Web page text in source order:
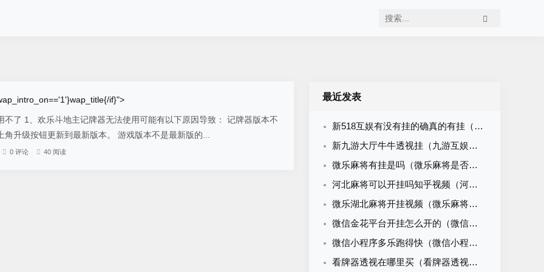
if}">
不了 1、欢乐斗地主记牌器无法使用可能有以下原因导致： 记牌器版本不
升级按钮更新到最新版本。 游戏版本不是最新版的...
0 评论 40 阅读
最近发表
新518互娱有没有挂的确真的有挂（518互游有挂吗）
新九游大厅牛牛透视挂（九游互娱牛牛有挂吗）
微乐麻将有挂是吗（微乐麻将是否真的有挂）
河北麻将可以开挂吗知乎视频（河北麻将可以开挂吗知乎视频大全）
微乐湖北麻将开挂视频（微乐麻将开挂下载安装）
微信金花平台开挂怎么开的（微信金花挂软件）
微信小程序多乐跑得快（微信小程序多乐跑得快怎么开挂）
看牌器透视在哪里买（看牌器透视怎么做）